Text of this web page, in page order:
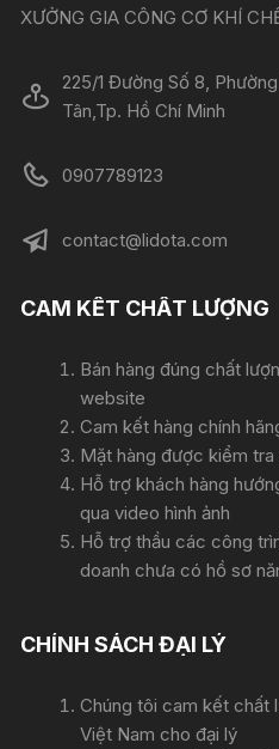
XƯỞNG GIA CÔNG CƠ KHÍ
225/1 Đường Số 8,
Tân,Tp. Hồ Chí Minh
0907789123
contact@lidota.com
CAM KẾT CHẤT LƯỢNG
Bán hàng đúng chất
website
Cam kết hàng chính
Mặt hàng được kiểm
Hỗ trợ khách hàng
qua video hình ảnh
Hỗ trợ thầu các công
doanh chưa có hồ sơ
CHÍNH SÁCH ĐẠI LÝ
Chúng tôi cam kết chất
Việt Nam cho đại lý